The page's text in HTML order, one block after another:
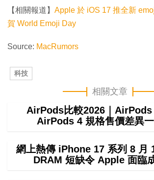
【相關報道】 Apple 於 iOS 17 推全新
賀 World Emoji Day
Source: MacRumors
科技
相關文章
AirPods比較2026｜
AirPods 4 規格售價差異
網上熱傳 iPhone 17 系列 8 月
DRAM 短缺令 Apple 面臨